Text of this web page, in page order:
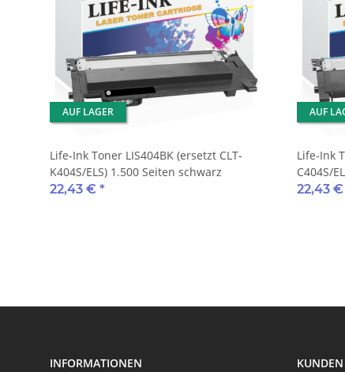
AUF LAGER
Life-Ink Toner LIS404BK (ersetzt CLT-
K404S/ELS) 1.500 Seiten schwarz
22,43 € *
AUF
Life-Ink
C404S/
22,43 €
INFORMATIONEN KUNDEN